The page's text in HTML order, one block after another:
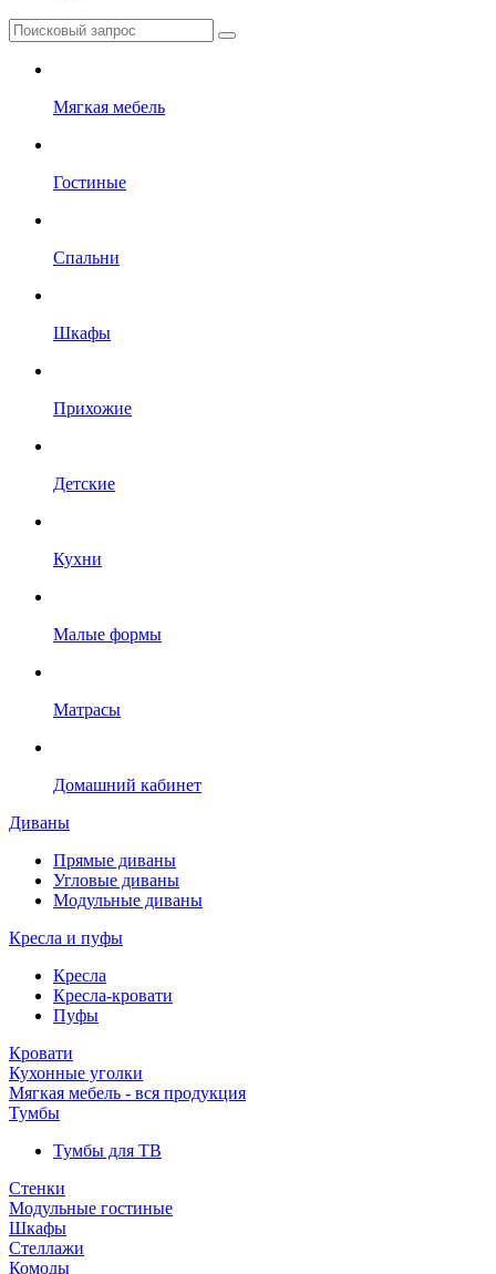
Мягкая мебель
Гостиные
Спальни
Шкафы
Прихожие
Детские
Кухни
Малые формы
Матрасы
Домашний кабинет
Диваны
Прямые диваны
Угловые диваны
Модульные диваны
Кресла и пуфы
Кресла
Кресла-кровати
Пуфы
Кровати
Кухонные уголки
Мягкая мебель - вся продукция
Тумбы
Тумбы для ТВ
Стенки
Модульные гостиные
Шкафы
Стеллажи
Комоды